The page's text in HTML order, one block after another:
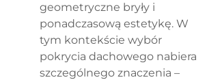
geometryczne bryły i
ponadczasową estetykę. W
tym kontekście wybór
pokrycia dachowego nabiera
szczególnego znaczenia –